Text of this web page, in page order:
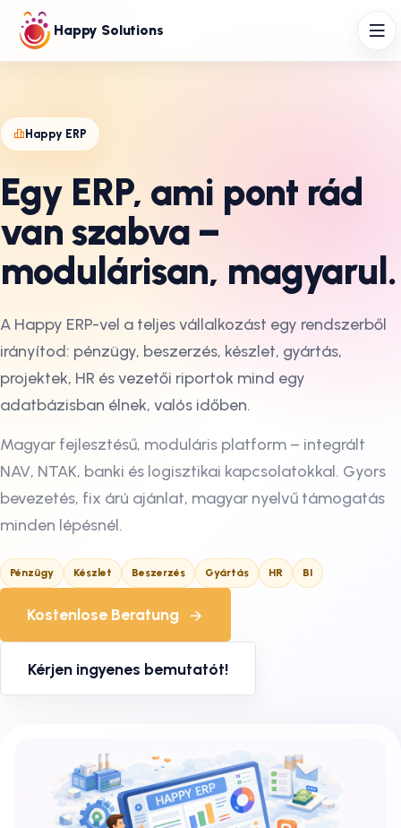
Happy Solutions
Happy ERP
Egy ERP, ami pont rád
van szabva –
modulárisan, magyarul.
A Happy ERP-vel a teljes vállalkozást egy rendszerből
irányítod: pénzügy, beszerzés, készlet, gyártás,
projektek, HR és vezetői riportok mind egy
adatbázisban élnek, valós időben.
Magyar fejlesztésű, moduláris platform – integrált
NAV, NTAK, banki és logisztikai kapcsolatokkal. Gyors
bevezetés, fix árú ajánlat, magyar nyelvű támogatás
minden lépésnél.
Pénzügy Készlet Beszerzés Gyártás HR BI
Kostenlose Beratung
Kérjen ingyenes bemutatót!